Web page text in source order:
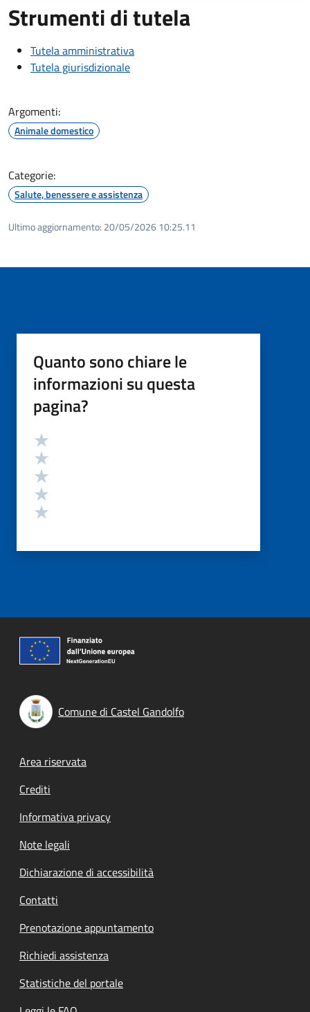
Strumenti di tutela
Tutela amministrativa
Tutela giurisdizionale
Argomenti:
Animale domestico
Categorie:
Salute, benessere e assistenza
Ultimo aggiornamento: 20/05/2026 10:25.11
Quanto sono chiare le
informazioni su questa
pagina?
Valutazione
Comune di Castel Gandolfo
Footer menu
Area riservata
Crediti
Informativa privacy
Note legali
Dichiarazione di accessibilità
Contatti
Prenotazione appuntamento
Richiedi assistenza
Statistiche del portale